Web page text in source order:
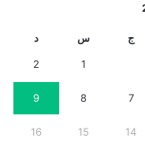
ج س د
1
2
7
8
9
14
15
16